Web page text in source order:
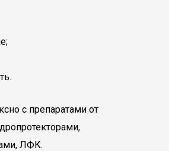
с препаратами от
ЛФК.